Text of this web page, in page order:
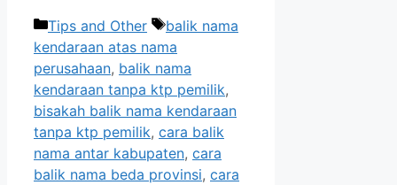
Categories
Tips and Other Tags
balik nama
kendaraan atas nama
perusahaan, balik nama
kendaraan tanpa ktp pemilik,
bisakah balik nama kendaraan
tanpa ktp pemilik, cara balik
nama antar kabupaten, cara
balik nama beda provinsi, cara